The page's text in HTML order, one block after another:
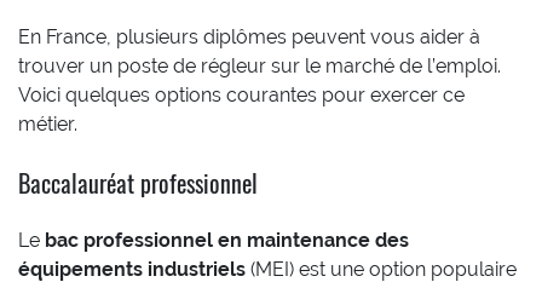
En France, plusieurs diplômes peuvent vous aider à
trouver un poste de régleur sur le marché de l’emploi.
Voici quelques options courantes pour exercer ce
métier.
Baccalauréat professionnel
Le bac professionnel en maintenance des
équipements industriels (MEI) est une option populaire